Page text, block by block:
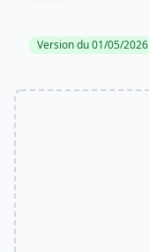
Version du 01/05/2026